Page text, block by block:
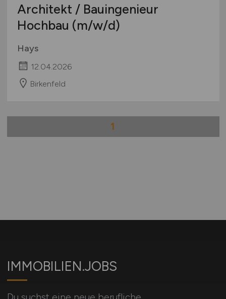
Architekt / Bauingenieur
Hochbau (m/w/d)
Hays
12.04.2026
Birkenfeld
1
IMMOBILIEN.JOBS